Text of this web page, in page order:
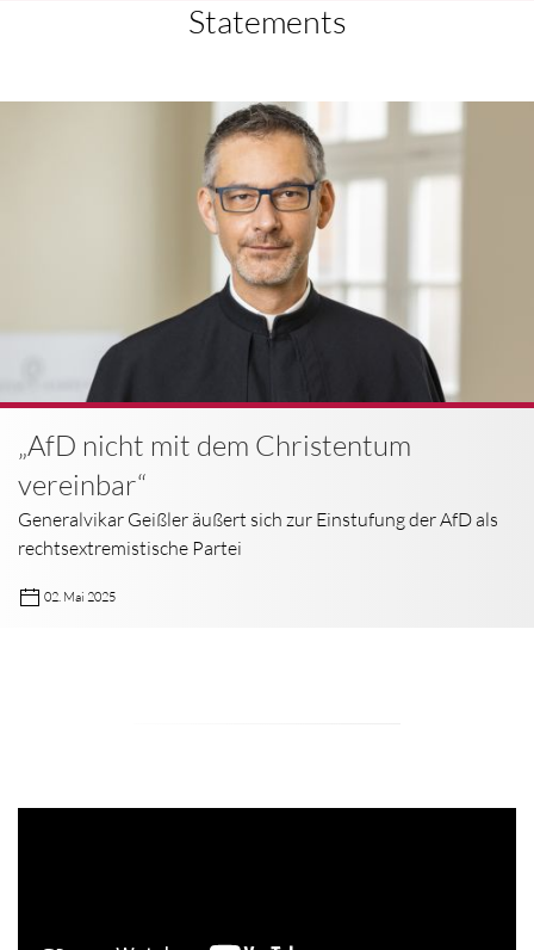
Statements
„AfD nicht mit dem Christentum
vereinbar“
Generalvikar Geißler äußert sich zur Einstufung der AfD als
rechtsextremistische Partei
02. Mai 2025